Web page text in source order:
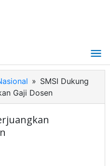
» SMSI Dukung
Gaji Dosen